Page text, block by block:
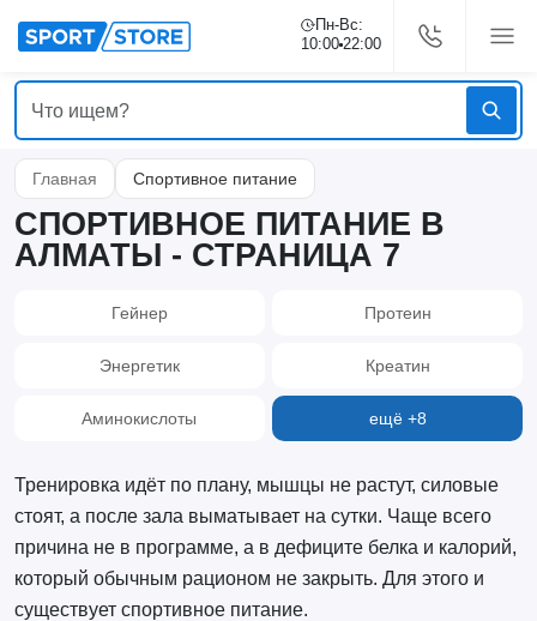
Пн-Вс:
10:00 22:00
Главная Спортивное питание
СПОРТИВНОЕ ПИТАНИЕ В
АЛМАТЫ - СТРАНИЦА 7
Гейнер Протеин
Энергетик Креатин
Аминокислоты ещё +8
Тренировка идёт по плану, мышцы не растут, силовые
стоят, а после зала выматывает на сутки. Чаще всего
причина не в программе, а в дефиците белка и калорий,
который обычным рационом не закрыть. Для этого и
существует спортивное питание.